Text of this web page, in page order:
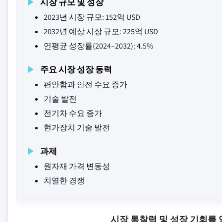
2023년 시장 규모: 152억 USD
2032년 예상 시장 규모: 225억 USD
연평균 성장률(2024–2032): 4.5%
주요 시장 성장 동력
편안함과 안전 수요 증가
기술 발전
전기차 수요 증가
현가장치 기술 발전
과제
원자재 가격 변동성
치열한 경쟁
시장 통찰력 및 성장 기회를